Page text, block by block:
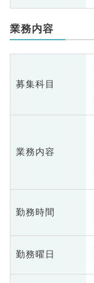
業務内容
募集科目
業務内容
勤務時間
勤務曜日